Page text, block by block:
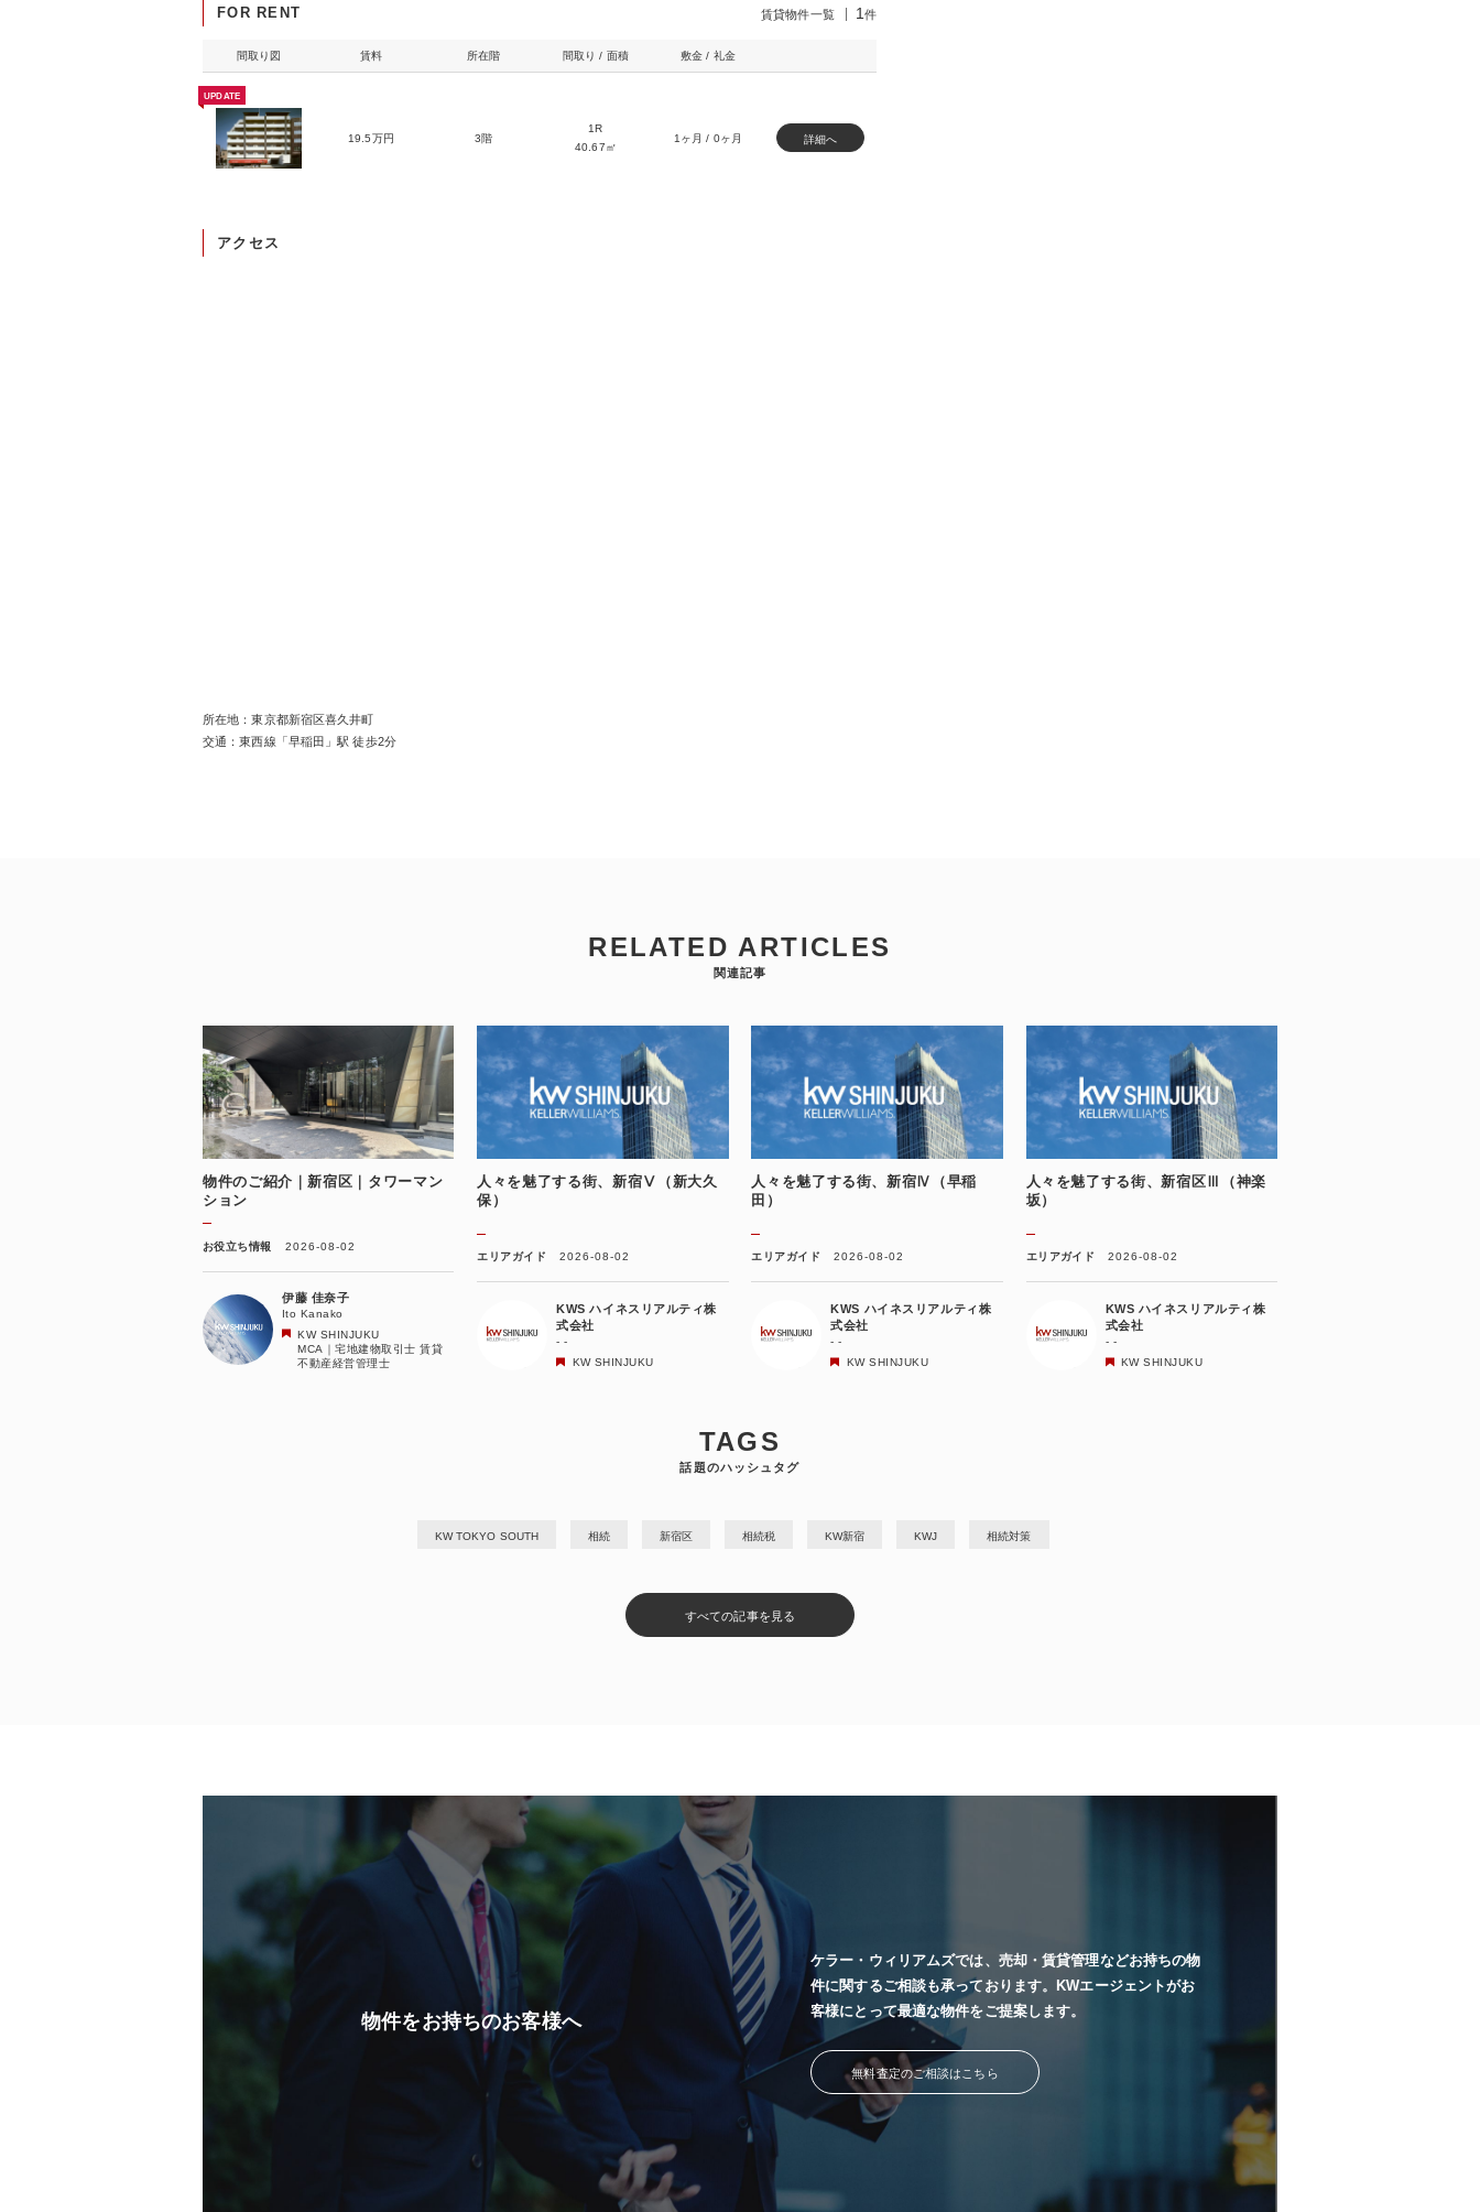
FOR RENT 賃貸物件一覧 1 件
間取り図 賃料 所在階 間取り / 面積 敷金 / 礼金
UPDATE
19.5万円 3階
1R
40.67㎡
1ヶ月 / 0ヶ月 詳細へ
アクセス
所在地：東京都新宿区喜久井町
交通：東西線「早稲田」駅 徒歩2分
RELATED ARTICLES
関連記事
物件のご紹介｜新宿区｜タワーマン
ション
お役立ち情報 2026-08-02
伊藤 佳奈子
Ito Kanako
KW SHINJUKU
MCA｜宅地建物取引士 賃貸
不動産経営管理士
人々を魅了する街、新宿Ⅴ（新大久
保）
エリアガイド 2026-08-02
KWS ハイネスリアルティ株
式会社
- -
KW SHINJUKU
人々を魅了する街、新宿Ⅳ（早稲
田）
エリアガイド 2026-08-02
KWS ハイネスリアルティ株
式会社
- -
KW SHINJUKU
人々を魅了する街、新宿区Ⅲ（神楽
坂）
エリアガイド 2026-08-02
KWS ハイネスリアルティ株
式会社
- -
KW SHINJUKU
TAGS
話題のハッシュタグ
KW TOKYO SOUTH 相続 新宿区 相続税 KW新宿 KWJ 相続対策
すべての記事を見る
物件をお持ちのお客様へ
ケラー・ウィリアムズでは、売却・賃貸管理などお持ちの物
件に関するご相談も承っております。KWエージェントがお
客様にとって最適な物件をご提案します。
無料査定のご相談はこちら